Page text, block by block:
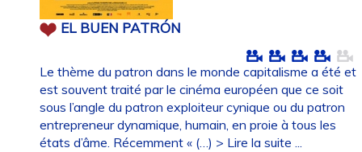
EL BUEN PATRÓN
Le thème du patron dans le monde capitalisme a été et
est souvent traité par le cinéma européen que ce soit
sous l’angle du patron exploiteur cynique ou du patron
entrepreneur dynamique, humain, en proie à tous les
états d’âme. Récemment « (…) > Lire la suite ...